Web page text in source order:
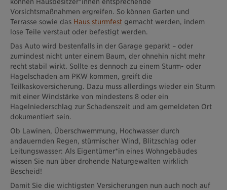
Vorsichtsmaßnahmen ergreifen. So können Garten und
Terrasse sowie das Haus sturmfest gemacht werden, indem
lose Teile verstaut oder befestigt werden.
Das Auto wird bestenfalls in der Garage geparkt – oder
zumindest nicht unter einem Baum, der ohnehin nicht mehr
recht stabil wirkt. Sollte es dennoch zu einem Sturm- oder
Hagelschaden am PKW kommen, greift die
Teilkaskoversicherung. Dazu muss allerdings wieder ein Sturm
mit einer Windstärke von mindestens 8 oder ein
Hagelniederschlag zur Schadenszeit und am gemeldeten Ort
dokumentiert sein.
Ob Lawinen, Überschwemmung, Hochwasser durch
andauernden Regen, stürmischer Wind, Blitzschlag oder
Leitungswasser: Als Eigentümer*in eines Wohngebäudes
wissen Sie nun über drohende Naturgewalten wirklich
Bescheid!
Damit Sie die wichtigsten Versicherungen nun auch noch auf